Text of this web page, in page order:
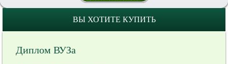
ВЫ ХОТИТЕ КУПИТЬ
Диплом ВУЗа